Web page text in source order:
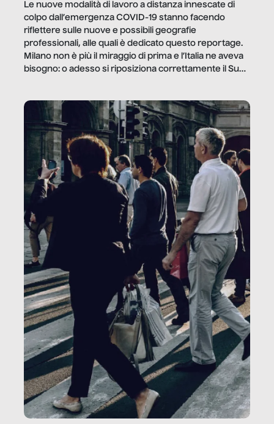
Le nuove modalità di lavoro a distanza innescate di
colpo dall’emergenza COVID-19 stanno facendo
riflettere sulle nuove e possibili geografie
professionali, alle quali è dedicato questo reportage.
Milano non è più il miraggio di prima e l’Italia ne aveva
bisogno: o adesso si riposiziona correttamente il Sud